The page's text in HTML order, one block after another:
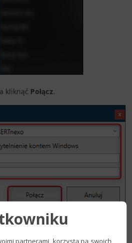
kliknąć Połącz.
partnerami, korzysta na swoich